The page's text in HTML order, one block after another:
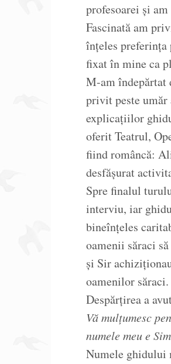
profesoarei și
Fascinată am
înțeles
fixat în mine ca
M-am îndepărtat
privit peste umăr
explicațiilor
oferit Teatrul,
fiind româncă:
desfășurat
Spre finalul
interviu, iar
bineînțeles
oamenii săraci
și Sir
oamenilor săraci.
Despărțirea a
Vă mulțumesc
numele meu e
Numele ghidului